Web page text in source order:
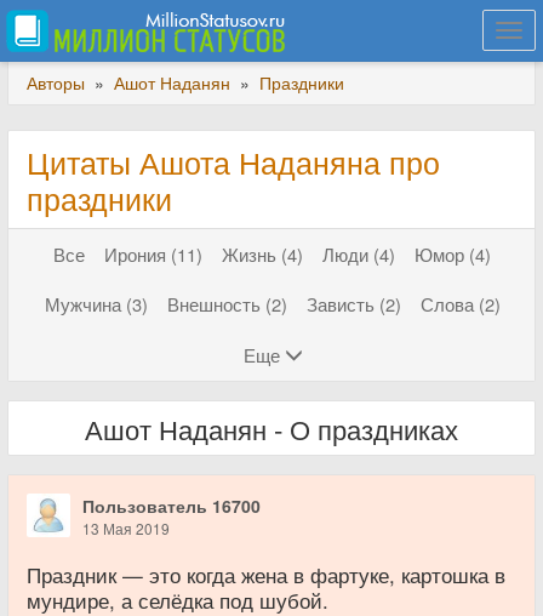
Авторы » Ашот Наданян » Праздники
Цитаты Ашота Наданяна про
праздники
Все Ирония (11) Жизнь (4) Люди (4)
Юмор (4)
Мужчина (3)
Внешность (2) Зависть (2)
Слова (2)
Еще
Ашот Наданян - О праздниках
Пользователь 16700
13 Мая 2019
Праздник — это когда жена в фартуке, картошка в
мундире, а селёдка под шубой.